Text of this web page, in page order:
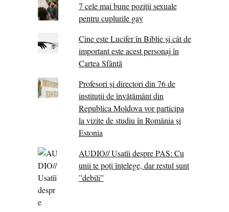
7 cele mai bune poziții sexuale
pentru cuplurile gay
Cine este Lucifer în Biblie și cât de
important este acest personaj în
Cartea Sfântă
Profesori și directori din 76 de
instituții de învățământ din
Republica Moldova vor participa
la vizite de studiu în România și
Estonia
AUDIO// Usatîi despre PAS: Cu
unii te poți înțelege, dar restul sunt
”debili”